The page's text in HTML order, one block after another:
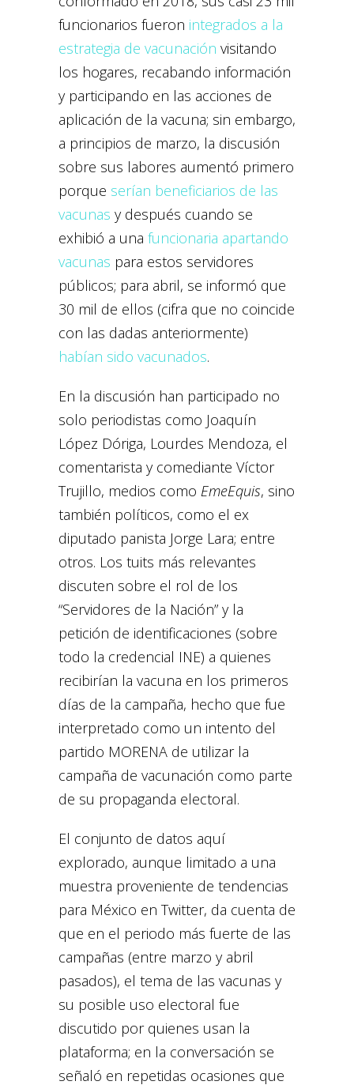
funcionarios fueron integrados a la
estrategia de vacunación visitando
los hogares, recabando información
y participando en las acciones de
aplicación de la vacuna; sin embargo,
a principios de marzo, la discusión
sobre sus labores aumentó primero
porque serían beneficiarios de las
vacunas y después cuando se
exhibió a una funcionaria apartando
vacunas para estos servidores
públicos; para abril, se informó que
30 mil de ellos (cifra que no coincide
con las dadas anteriormente)
habían sido vacunados.
En la discusión han participado no
solo periodistas como Joaquín
López Dóriga, Lourdes Mendoza, el
comentarista y comediante Víctor
Trujillo, medios como EmeEquis, sino
también políticos, como el ex
diputado panista Jorge Lara; entre
otros. Los tuits más relevantes
discuten sobre el rol de los
“Servidores de la Nación” y la
petición de identificaciones (sobre
todo la credencial INE) a quienes
recibirían la vacuna en los primeros
días de la campaña, hecho que fue
interpretado como un intento del
partido MORENA de utilizar la
campaña de vacunación como parte
de su propaganda electoral.
El conjunto de datos aquí
explorado, aunque limitado a una
muestra proveniente de tendencias
para México en Twitter, da cuenta de
que en el periodo más fuerte de las
campañas (entre marzo y abril
pasados), el tema de las vacunas y
su posible uso electoral fue
discutido por quienes usan la
plataforma; en la conversación se
señaló en repetidas ocasiones que